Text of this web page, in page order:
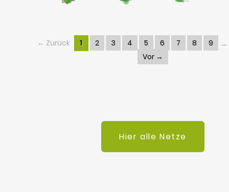
← Zurück 1 2 3 4 5 6 7 8
9
Vor →
Hier alle Netze